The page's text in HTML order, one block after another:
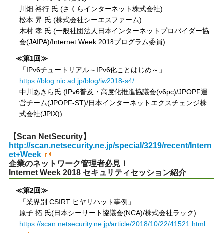
川畑 裕行 氏 (さくらインターネット株式会社)
松本 昇 氏 (株式会社シーエスファーム)
木村 孝 氏 (一般社団法人日本インターネットプロバイダー協
会(JAIPA)/Internet Week 2018プログラム委員)
≪第1回≫
「IPv6チュートリアル～IPv6化ことはじめ～」
https://blog.nic.ad.jp/blog/iw2018-s4/
中川あきら氏 (IPv6普及・高度化推進協議会(v6pc)/JPOPF運
営チーム(JPOPF-ST)/日本インターネットエクスチェンジ株
式会社(JPIX))
【Scan NetSecurity】
http://scan.netsecurity.ne.jp/special/3219/recent/Intern
et+Week
企業のネットワーク管理者必見！
Internet Week 2018 セキュリティセッション紹介
≪第2回≫
「業界別 CSIRT ヒヤリハット事例」
原子 拓 氏(日本シーサート協議会(NCA)/株式会社ラック)
https://scan.netsecurity.ne.jp/article/2018/10/22/41521.html